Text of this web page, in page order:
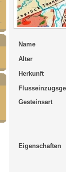
Name
Alter
Herkunft
Gesteinsart
Eigenschaften